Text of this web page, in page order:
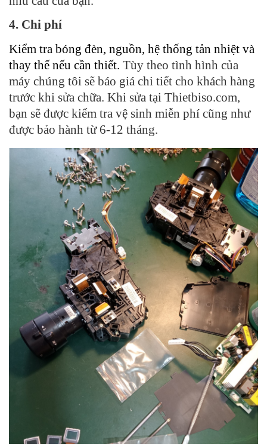
4. Chi phí
Kiểm tra bóng đèn, nguồn, hệ thống tản nhiệt và
thay thế nếu cần thiết. Tùy theo tình hình của
máy chúng tôi sẽ báo giá chi tiết cho khách hàng
trước khi sửa chữa. Khi sửa tại Thietbiso.com,
bạn sẽ được kiểm tra vệ sinh miễn phí cũng như
được bảo hành từ 6-12 tháng.